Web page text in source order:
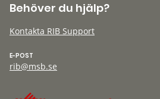
Behöver du hjälp?
Kontakta RIB Support
E-POST
rib@msb.se